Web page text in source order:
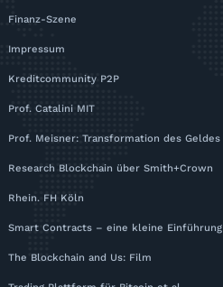
Finanz-Szene
Impressum
Kreditcommunity P2P
Prof. Catalini MIT
Prof. Meisner: Transformation des Geldes
Research Blockchain über Smith+Crown
Rhein. FH Köln
Smart Contracts – eine kleine Einführung
The Blockchain and Us: Film